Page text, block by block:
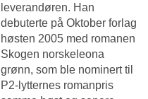
leverandøren. Han
debuterte på Oktober forlag
høsten 2005 med romanen
Skogen norskeleona
grønn, som ble nominert til
P2-lytternes romanpris